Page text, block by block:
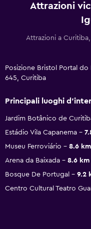
Attrazioni
Attrazioni a
Posizione Bristol Portal do
645, Curitiba
Principali luoghi
Jardim Botânico de
Estádio Vila Capanema
Museu Ferroviário
8.6 km
Arena da Baixada
8.6 km
Bosque De Portugal
9.2
Centro Cultural Teatro